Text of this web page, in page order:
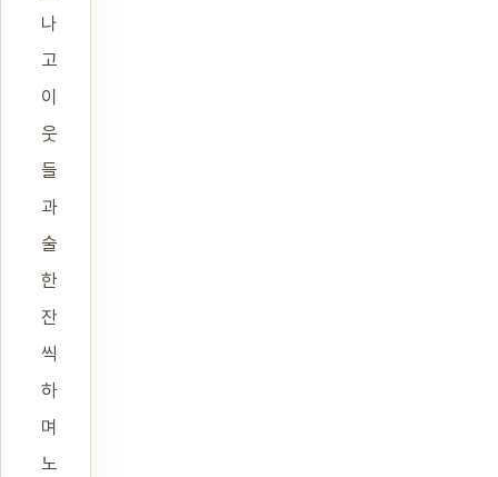
나
고
이
웃
들
과
술
한
잔
씩
하
며
노